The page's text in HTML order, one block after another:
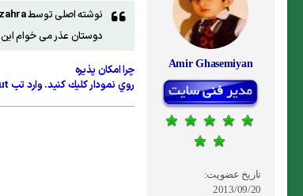
Amir Ghasemiyan
تاریخ عضویت:
2013/09/20
نوشته اصلی توسط
دوستان عذر می خوام
چرا امكان پذيره
روي نمودار كليك كنيد. وارد تب layout بشيد. از بخش axes گزينه axes رو بزنيد. Primary Horizontal Axis رو انتخاب كنيد و گزينه Show Right to Left Axis رو فعال كنيد